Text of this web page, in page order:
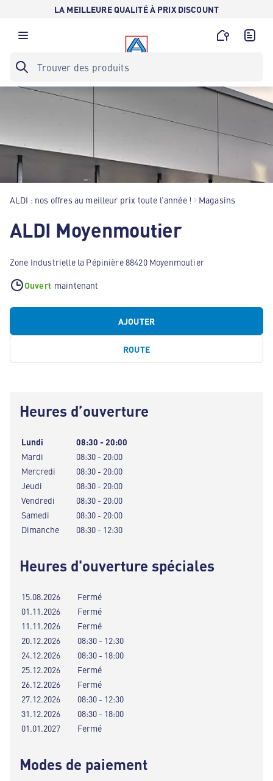
LA MEILLEURE QUALITÉ À PRIX DISCOUNT
ALDI : nos offres au meilleur prix toute l’année ! Magasins
ALDI Moyenmoutier
Zone Industrielle la Pépinière 88420 Moyenmoutier
Ouvert maintenant
AJOUTER
ROUTE
Heures d’ouverture
Lundi
08:30 - 20:00
Mardi
08:30 - 20:00
Mercredi
08:30 - 20:00
Jeudi
08:30 - 20:00
Vendredi
08:30 - 20:00
Samedi
08:30 - 20:00
Dimanche
08:30 - 12:30
Heures d'ouverture spéciales
15.08.2026
Fermé
01.11.2026
Fermé
11.11.2026
Fermé
20.12.2026
08:30 - 12:30
24.12.2026
08:30 - 18:00
25.12.2026
Fermé
26.12.2026
Fermé
27.12.2026
08:30 - 12:30
31.12.2026
08:30 - 18:00
01.01.2027
Fermé
Modes de paiement